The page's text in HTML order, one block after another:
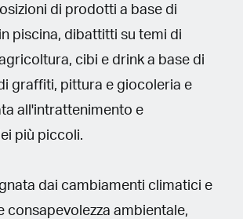
di prodotti a base di
piscina, dibattitti su temi di
cibi e drink a base di
graffiti, pittura e giocoleria e
all'intrattenimento e
più piccoli.
dai cambiamenti climatici e
consapevolezza ambientale,